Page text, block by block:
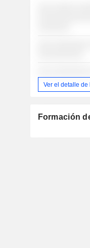
Ver el detalle de
Formación